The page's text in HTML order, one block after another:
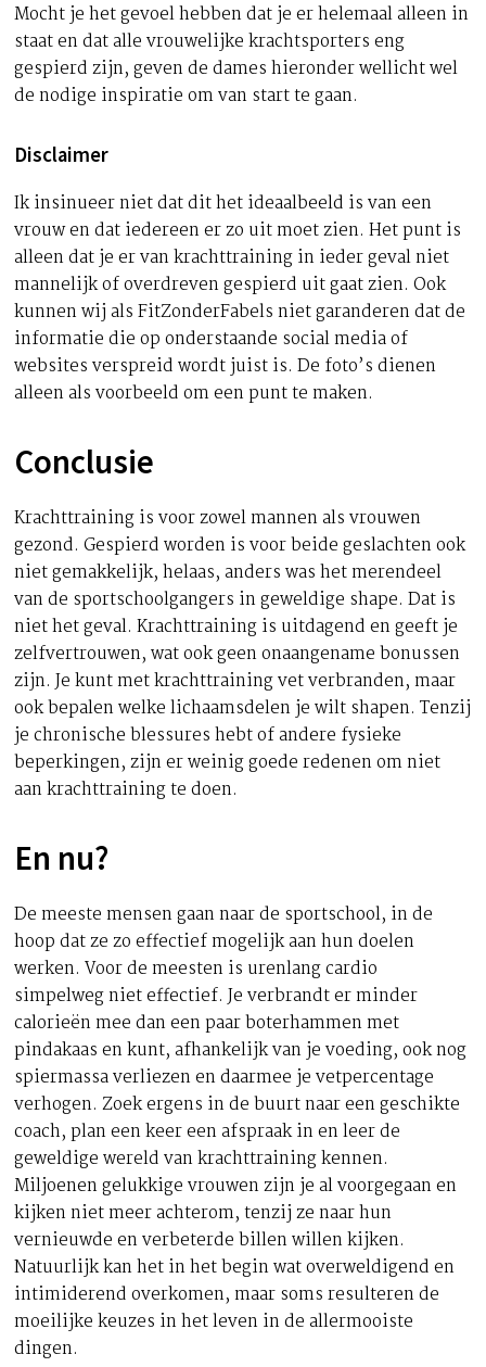
Mocht je het gevoel hebben dat je er helemaal alleen in
staat en dat alle vrouwelijke krachtsporters eng
gespierd zijn, geven de dames hieronder wellicht wel
de nodige inspiratie om van start te gaan.
Disclaimer
Ik insinueer niet dat dit het ideaalbeeld is van een
vrouw en dat iedereen er zo uit moet zien. Het punt is
alleen dat je er van krachttraining in ieder geval niet
mannelijk of overdreven gespierd uit gaat zien. Ook
kunnen wij als FitZonderFabels niet garanderen dat de
informatie die op onderstaande social media of
websites verspreid wordt juist is. De foto’s dienen
alleen als voorbeeld om een punt te maken.
Conclusie
Krachttraining is voor zowel mannen als vrouwen
gezond. Gespierd worden is voor beide geslachten ook
niet gemakkelijk, helaas, anders was het merendeel
van de sportschoolgangers in geweldige shape. Dat is
niet het geval. Krachttraining is uitdagend en geeft je
zelfvertrouwen, wat ook geen onaangename bonussen
zijn. Je kunt met krachttraining vet verbranden, maar
ook bepalen welke lichaamsdelen je wilt shapen. Tenzij
je chronische blessures hebt of andere fysieke
beperkingen, zijn er weinig goede redenen om niet
aan krachttraining te doen.
En nu?
De meeste mensen gaan naar de sportschool, in de
hoop dat ze zo effectief mogelijk aan hun doelen
werken. Voor de meesten is urenlang cardio
simpelweg niet effectief. Je verbrandt er minder
calorieën mee dan een paar boterhammen met
pindakaas en kunt, afhankelijk van je voeding, ook nog
spiermassa verliezen en daarmee je vetpercentage
verhogen. Zoek ergens in de buurt naar een geschikte
coach, plan een keer een afspraak in en leer de
geweldige wereld van krachttraining kennen.
Miljoenen gelukkige vrouwen zijn je al voorgegaan en
kijken niet meer achterom, tenzij ze naar hun
vernieuwde en verbeterde billen willen kijken.
Natuurlijk kan het in het begin wat overweldigend en
intimiderend overkomen, maar soms resulteren de
moeilijke keuzes in het leven in de allermooiste
dingen.